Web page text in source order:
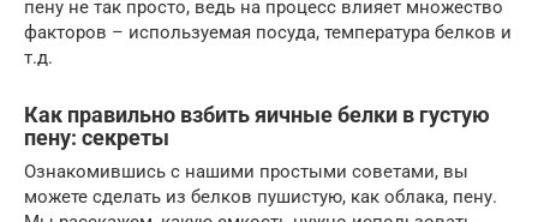
пену не так просто, ведь на процесс влияет множество
факторов – используемая посуда, температура белков и
т.д.
Как правильно взбить яичные белки в густую
пену: секреты
Ознакомившись с нашими простыми советами, вы
можете сделать из белков пушистую, как облака, пену.